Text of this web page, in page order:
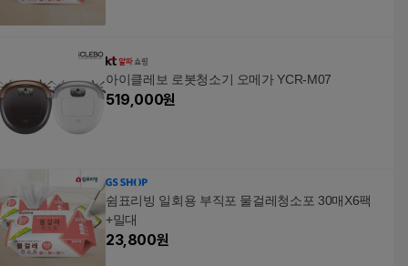
아이클레보 로봇청소기 오메가 YCR-M07
519,000원
쉼표리빙 일회용 부직포 물걸레청소포 30매X6팩
+밀대
23,800원